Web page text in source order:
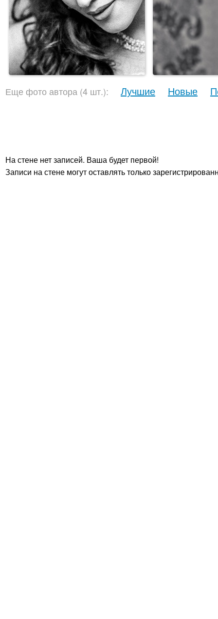
Еще фото автора (4 шт.): Лучшие Новые
На стене нет записей. Ваша будет первой!
Записи на стене могут оставлять только